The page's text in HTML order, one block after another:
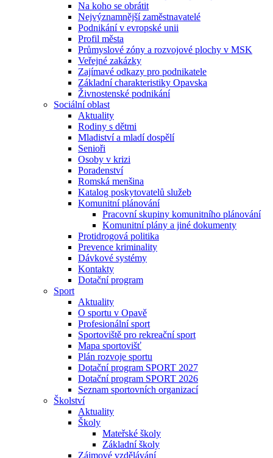
Na koho se obrátit
Nejvýznamnější zaměstnavatelé
Podnikání v evropské unii
Profil města
Průmyslové zóny a rozvojové plochy v MSK
Veřejné zakázky
Zajímavé odkazy pro podnikatele
Základní charakteristiky Opavska
Živnostenské podnikání
Sociální oblast
Aktuality
Rodiny s dětmi
Mladiství a mladí dospělí
Senioři
Osoby v krizi
Poradenství
Romská menšina
Katalog poskytovatelů služeb
Komunitní plánování
Pracovní skupiny komunitního plánování
Komunitní plány a jiné dokumenty
Protidrogová politika
Prevence kriminality
Dávkové systémy
Kontakty
Dotační program
Sport
Aktuality
O sportu v Opavě
Profesionální sport
Sportoviště pro rekreační sport
Mapa sportovišť
Plán rozvoje sportu
Dotační program SPORT 2027
Dotační program SPORT 2026
Seznam sportovních organizací
Školství
Aktuality
Školy
Mateřské školy
Základní školy
Zájmové vzdělávání